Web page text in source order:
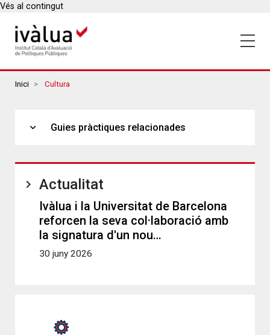
Vés al contingut
Breadcrumbs
Inici Cultura
expand_more Guies pràctiques relacionades
Actualitat
Ivàlua i la Universitat de Barcelona
reforcen la seva col·laboració amb
la signatura d'un nou…
30 juny 2026